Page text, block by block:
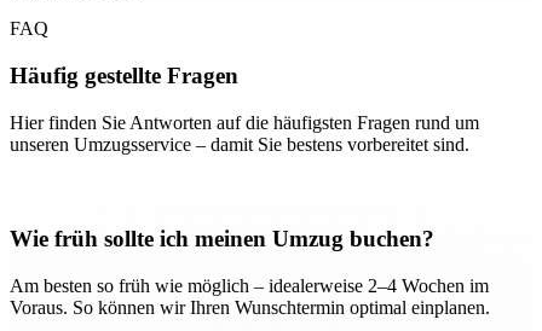
FAQ
Häufig gestellte Fragen
Hier finden Sie Antworten auf die häufigsten Fragen rund um
unseren Umzugsservice – damit Sie bestens vorbereitet sind.
Wie früh sollte ich meinen Umzug buchen?
Am besten so früh wie möglich – idealerweise 2–4 Wochen im
Voraus. So können wir Ihren Wunschtermin optimal einplanen.